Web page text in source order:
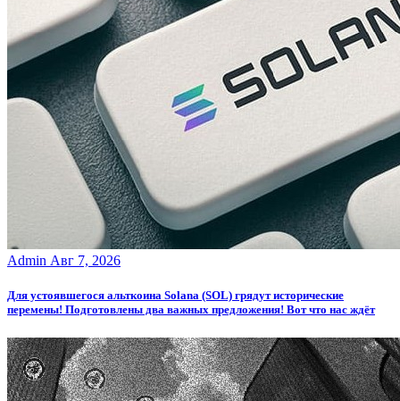
Admin Авг 7, 2026
Для устоявшегося альткоина Solana (SOL) грядут исторические
перемены! Подготовлены два важных предложения! Вот что нас ждёт